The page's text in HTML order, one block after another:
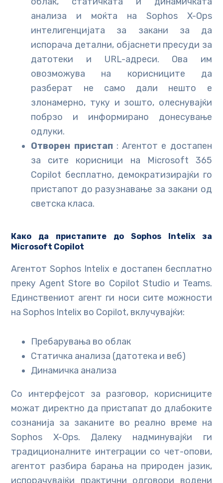
анализа и моќта на Sophos X-Ops
интелигенцијата за закани за да
испорача детални, објаснети пресуди за
датотеки и URL-адреси. Ова им
овозможува на корисниците да
разберат не само дали нешто е
злонамерно, туку и зошто, олеснувајќи
побрзо и информирано донесување
одлуки.
Отворен пристап: Агентот е достапен
за сите корисници на Microsoft 365
Copilot бесплатно, демократизирајќи го
пристапот до разузнавање за закани од
светска класа.
Како да пристапите до Sophos Intelix за
Microsoft Copilot
Агентот Sophos Intelix е достапен бесплатно
преку Agent Store во Copilot Studio и Teams.
Единствениот агент ги носи сите можности
на Sophos Intelix во Copilot, вклучувајќи:
Пребарувања во облак
Статичка анализа (датотека и веб)
Динамичка анализа
Со интерфејсот за разговор, корисниците
можат директно да пристапат до длабоките
сознанија за заканите во реално време на
Sophos X-Ops. Далеку надминувајќи ги
традиционалните интеграции со чет-опови,
агентот разбира барања на природен јазик,
испорачувајќи практични одговори водени